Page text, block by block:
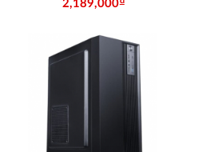
2,189,000